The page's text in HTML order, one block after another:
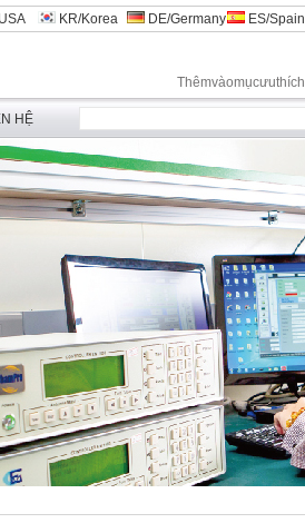
KR/Korea DE/Germany ES/Spain
Thêmvàomụcưuthích
HỆ